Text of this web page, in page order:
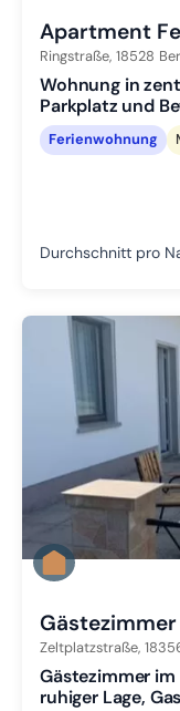
Apartment
Ringstraße, 18528
Wohnung in
Parkplatz und
Ferienwohnung
Durchschnitt pro
Zeltplatzstraße,
Gästezimmer
ruhiger Lage,